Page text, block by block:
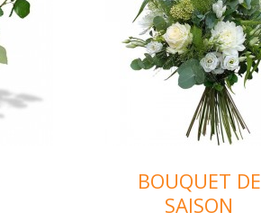
BOUQUET DE
SAISON